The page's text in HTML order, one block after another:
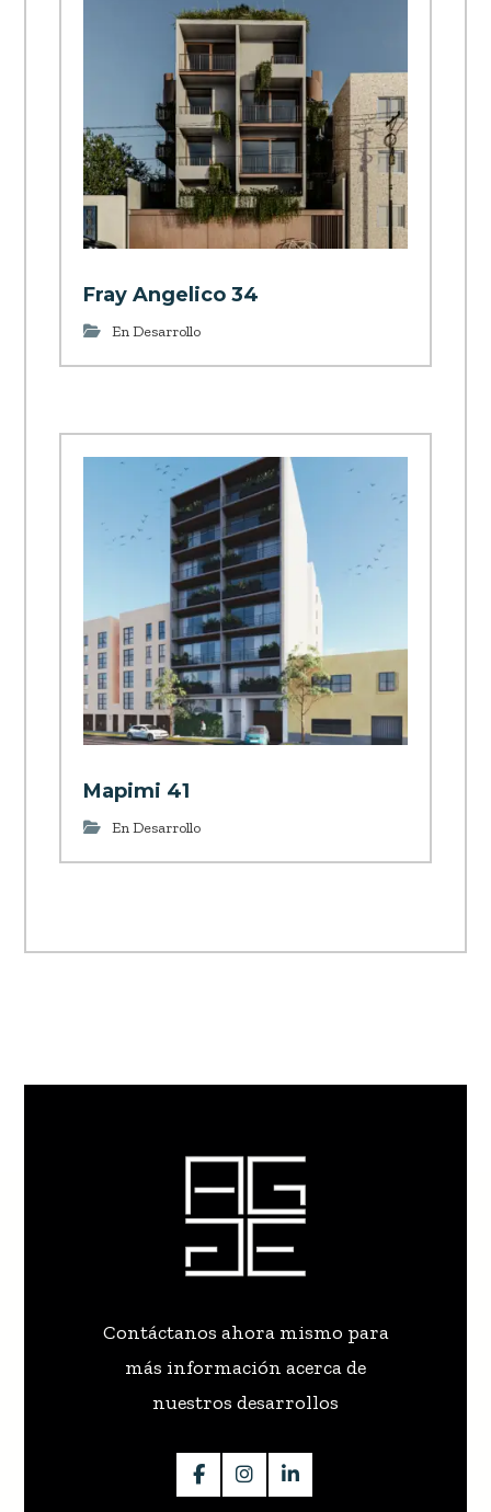
Fray Angelico 34
En Desarrollo
Mapimi 41
En Desarrollo
Contáctanos ahora mismo para
más información acerca de
nuestros desarrollos